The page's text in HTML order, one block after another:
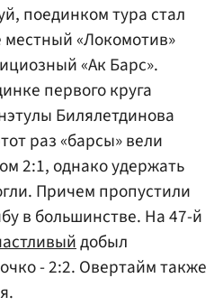
поединком тура стал
местный «Локомотив»
«Ак Барс».
первого круга
Билялетдинова
раз «барсы» вели
2:1, однако удержать
Причем пропустили
в большинстве. На 47-й
добыл
- 2:2. Овертайм также